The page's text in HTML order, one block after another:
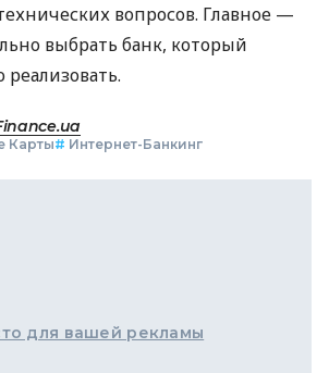
вопросов. Главное —
выбрать банк, который
реализовать.
Карты# Интернет-Банкинг
для вашей рекламы